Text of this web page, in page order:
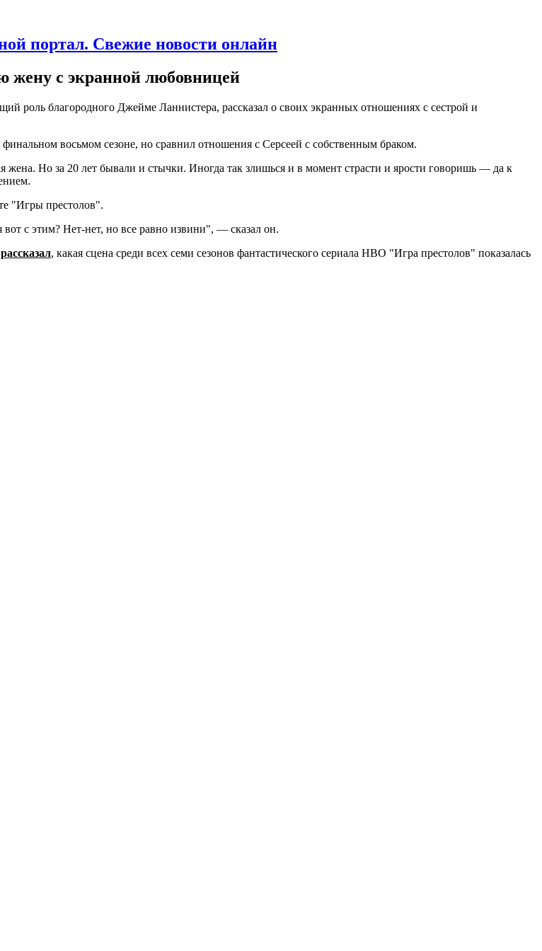
портал. Свежие новости онлайн
жену с экранной любовницей
роль благородного Джейме Ланнистера, рассказал о своих экранных отношениях с сестрой и
финальном восьмом сезоне, но сравнил отношения с Серсеей с собственным браком.
Но за 20 лет бывали и стычки. Иногда так злишься и в момент страсти и ярости говоришь — да к
"Игры престолов".
с этим? Нет-нет, но все равно извини", — сказал он.
, какая сцена среди всех семи сезонов фантастического сериала HBO "Игра престолов" показалась